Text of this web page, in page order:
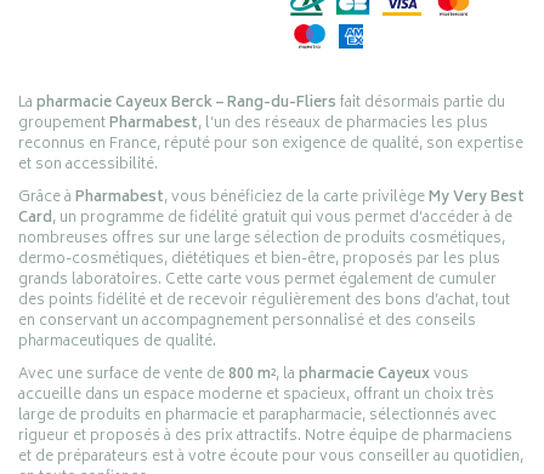
Lapharmacie Cayeux Berck – Rang-du-Fliersfait désormais partie du
groupementPharmabest, l’un des réseaux de pharmacies les plus
reconnus en France, réputé pour son exigence de qualité, son expertise
et son accessibilité.
Grâce àPharmabest, vous bénéficiez de la carte privilègeMy Very Best
Card, un programme de fidélité gratuit qui vous permet d’accéder à de
nombreuses offres sur une large sélection de produits cosmétiques,
dermo-cosmétiques, diététiques et bien-être, proposés par les plus
grands laboratoires. Cette carte vous permet également de cumuler
des points fidélité et de recevoir régulièrement des bons d’achat, tout
en conservant un accompagnement personnalisé et des conseils
pharmaceutiques de qualité.
Avec une surface de vente de800 m², lapharmacie Cayeuxvous
accueille dans un espace moderne et spacieux, offrant un choix très
large de produits en pharmacie et parapharmacie, sélectionnés avec
rigueur et proposés à des prix attractifs. Notre équipe de pharmaciens
et de préparateurs est à votre écoute pour vous conseiller au quotidien,